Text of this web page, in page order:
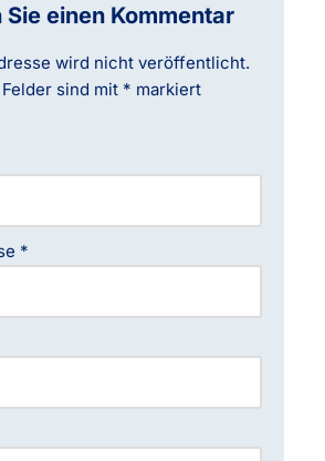
einen Kommentar
wird nicht veröffentlicht.
sind mit * markiert
*